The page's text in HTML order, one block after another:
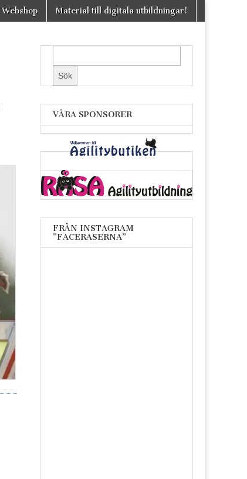
Webshop Material till digitala utbildningar!
VÅRA SPONSORER
FRÅN INSTAGRAM
”FACERASERNA”